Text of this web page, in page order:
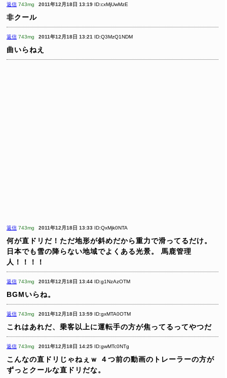
返信 743mg 2011年12月18日 13:19 ID:cxMjUwMzE
非クール
返信 743mg 2011年12月18日 13:21 ID:Q3MzQ1NDM
曲いらねえ
返信 743mg 2011年12月18日 13:33 ID:QxMjk0NTA
何が直ドリだ！ただ地形が斜めだから重力で滑ってるだけ。
日本でも雪の降らない地域でよくある光景。
馬鹿管理
人！！！！
返信 743mg 2011年12月18日 13:44 ID:g1NzAzOTM
BGMいらね。
返信 743mg 2011年12月18日 13:59 ID:gxMTA0OTM
これはあれだ、乗客以上に運転手の方が焦ってるってやつだ
返信 743mg 2011年12月18日 14:25 ID:gwMTc0NTg
こんなの直ドリじゃねぇｗ
４つ前の動画のトレーラーの方が
ずっとクールな直ドリだな。